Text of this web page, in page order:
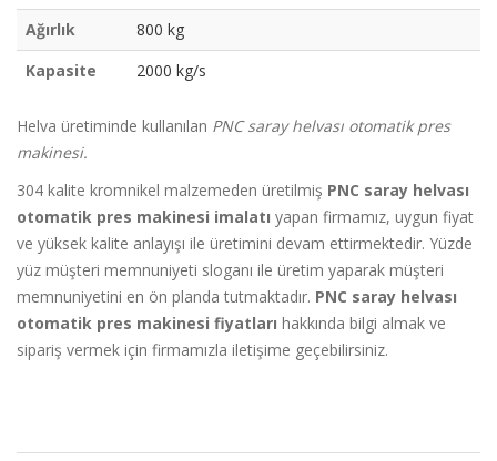
Ağırlık
800 kg
Kapasite
2000 kg/s
Helva üretiminde kullanılan PNC saray helvası otomatik pres
makinesi.
304 kalite kromnikel malzemeden üretilmiş PNC saray helvası
otomatik pres makinesi imalatı yapan firmamız, uygun fiyat
ve yüksek kalite anlayışı ile üretimini devam ettirmektedir. Yüzde
yüz müşteri memnuniyeti sloganı ile üretim yaparak müşteri
memnuniyetini en ön planda tutmaktadır. PNC saray helvası
otomatik pres makinesi fiyatları hakkında bilgi almak ve
sipariş vermek için firmamızla iletişime geçebilirsiniz.